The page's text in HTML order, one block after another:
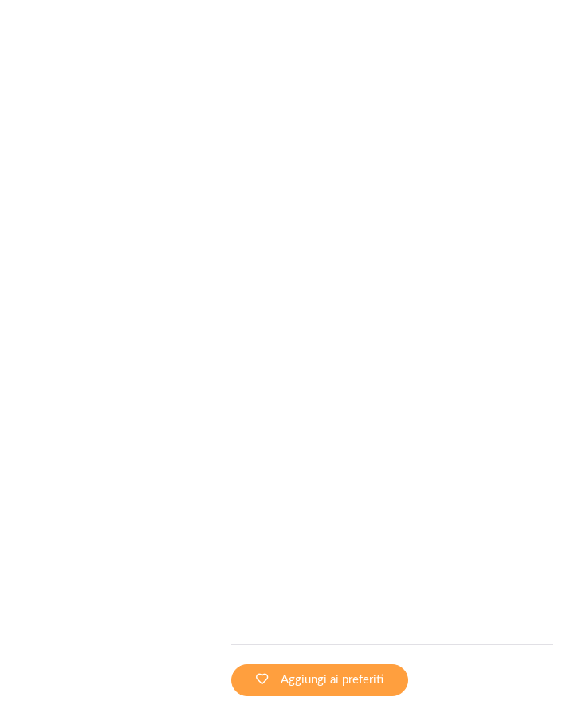
Aggiungi ai preferiti